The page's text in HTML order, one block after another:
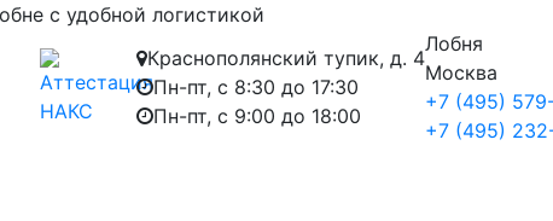
с удобной логистикой
Краснополянский тупик, д. 4
Пн-пт, с 8:30 до 17:30
Пн-пт, с 9:00 до 18:00
Лобня
Москва
+7 (495)
+7 (495)